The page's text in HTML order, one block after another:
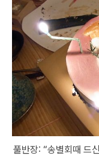
풀반장: “송별회때 드